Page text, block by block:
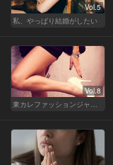
Vol.5
私、やっぱり結婚がしたい
Vol.8
東カレファッションジャーナル